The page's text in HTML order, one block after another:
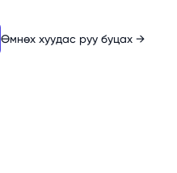
Өмнөх хуудас руу буцах →